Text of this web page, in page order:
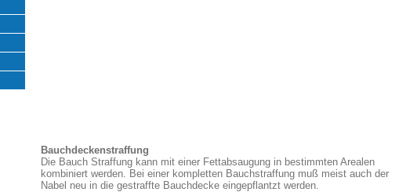
Bauchdeckenstraffung
Die Bauch Straffung kann mit einer Fettabsaugung in bestimmten Arealen
kombiniert werden. Bei einer kompletten Bauchstraffung muß meist auch der
Nabel neu in die gestraffte Bauchdecke eingepflantzt werden.